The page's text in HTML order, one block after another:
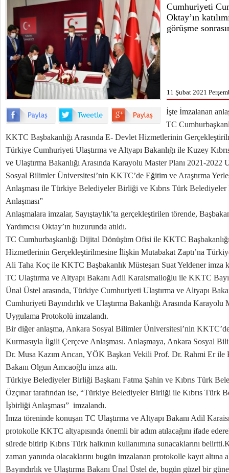
Cumhuriyeti
Oktay’ın
görüşme
11 Şubat 2021
İşte İmzalanan
TC
KKTC Başbakanlığı Arasında E- Devlet Hizmetlerinin
Türkiye Cumhuriyeti Ulaştırma ve Altyapı Bakanlığı ile Kuzey
ve Ulaştırma Bakanlığı Arasında Karayolu Master Planı 2021-
Sosyal Bilimler Üniversitesi’nin KKTC’de Eğitim ve Araştırma
Anlaşması ile Türkiye Belediyeler Birliği ve Kıbrıs Türk
Anlaşması”
Anlaşmalara imzalar, Sayıştaylık’ta gerçekleştirilen törende,
Yardımcısı Oktay’ın huzurunda atıldı.
TC Cumhurbaşkanlığı Dijital Dönüşüm Ofisi ile KKTC
Hizmetlerinin Gerçekleştirilmesine İlişkin Mutabakat Zaptı’na
Ali Taha Koç ile KKTC Başbakanlık Müsteşarı Suat Yeldener imza
TC Ulaştırma ve Altyapı Bakanı Adil Karaismailoğlu ile KKTC
Ünal Üstel arasında, Türkiye Cumhuriyeti Ulaştırma ve Altyapı
Cumhuriyeti Bayındırlık ve Ulaştırma Bakanlığı Arasında Karayolu
Uygulama Protokolü imzalandı.
Bir diğer anlaşma, Ankara Sosyal Bilimler Üniversitesi’nin
Kurmasıyla İlgili Çerçeve Anlaşması. Anlaşmaya, Ankara Sosyal
Dr. Musa Kazım Arıcan, YÖK Başkan Vekili Prof. Dr. Rahmi Er
Bakanı Olgun Amcaoğlu imza attı.
Türkiye Belediyeler Birliği Başkanı Fatma Şahin ve Kıbrıs Türk
Özçınar tarafından ise, “Türkiye Belediyeler Birliği ile Kıbrıs Türk
İşbirliği Anlaşması” imzalandı.
İmza töreninde konuşan TC Ulaştırma ve Altyapı Bakanı Adil
protokolle KKTC altyapısında önemli bir adım atılacağını ifade
sürede bitirip Kıbrıs Türk halkının kullanımına sunacaklarını
zaman yanında olacaklarını bugün imzalanan protokolle kayıt altına
Bayındırlık ve Ulaştırma Bakanı Ünal Üstel de, bugün güzel bir